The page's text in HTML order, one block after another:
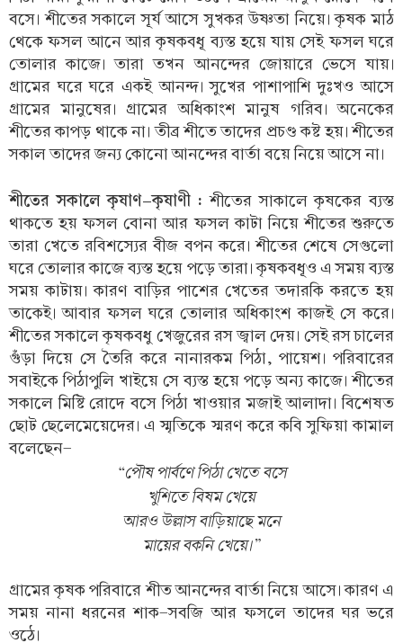
বসে। শীতের সকালে সূর্য আসে সুখকর উষ্ণতা নিয়ে। কৃষক মাঠ
থেকে ফসল আনে আর কৃষকবধূ ব্যস্ত হয়ে যায় সেই ফসল ঘরে
তোলার কাজে। তারা তখন আনন্দের জোয়ারে ভেসে যায়।
গ্রামের ঘরে ঘরে একই আনন্দ। সুখের পাশাপাশি দুঃখও আসে
গ্রামের মানুষের। গ্রামের অধিকাংশ মানুষ গরিব। অনেকের
শীতের কাপড় থাকে না। তীব্র শীতে তাদের প্রচণ্ড কষ্ট হয়। শীতের
সকাল তাদের জন্য কোনো আনন্দের বার্তা বয়ে নিয়ে আসে না।
শীতের সকালে কৃষাণ-কৃষাণী : শীতের সাকালে কৃষকের ব্যস্ত
থাকতে হয় ফসল বোনা আর ফসল কাটা নিয়ে শীতের শুরুতে
তারা খেতে রবিশস্যের বীজ বপন করে। শীতের শেষে সেগুলো
ঘরে তোলার কাজে ব্যস্ত হয়ে পড়ে তারা। কৃষকবধূও এ সময় ব্যস্ত
সময় কাটায়। কারণ বাড়ির পাশের খেতের তদারকি করতে হয়
তাকেই। আবার ফসল ঘরে তোলার অধিকাংশ কাজই সে করে।
শীতের সকালে কৃষকবধু খেজুরের রস জ্বাল দেয়। সেই রস চালের
গুঁড়া দিয়ে সে তৈরি করে নানারকম পিঠা, পায়েশ। পরিবারের
সবাইকে পিঠাপুলি খাইয়ে সে ব্যস্ত হয়ে পড়ে অন্য কাজে। শীতের
সকালে মিষ্টি রোদে বসে পিঠা খাওয়ার মজাই আলাদা। বিশেষত
ছোট ছেলেমেয়েদের। এ স্মৃতিকে স্মরণ করে কবি সুফিয়া কামাল
বলেছেন-
“পৌষ পার্বণে পিঠা খেতে বসে
খুশিতে বিষম খেয়ে
আরও উল্লাস বাড়িয়াছে মনে
মায়ের বকনি খেয়ে।”
গ্রামের কৃষক পরিবারে শীত আনন্দের বার্তা নিয়ে আসে। কারণ এ
সময় নানা ধরনের শাক-সবজি আর ফসলে তাদের ঘর ভরে
ওঠে।